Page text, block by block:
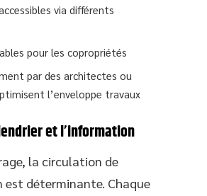
via différents
pour les copropriétés
par des architectes ou
l’enveloppe travaux
et l’information
la circulation de
est déterminante. Chaque